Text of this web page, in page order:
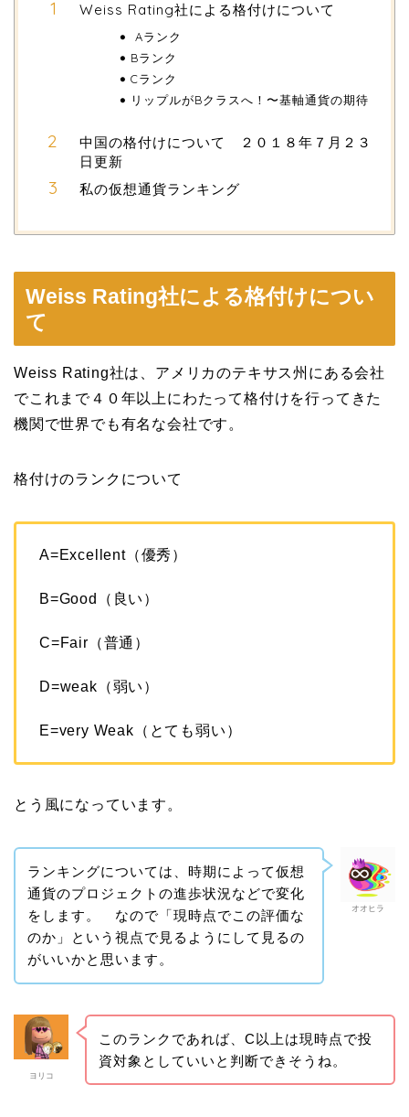
Weiss Rating社による格付けについて
Aランク
Bランク
Cランク
リップルがBクラスへ！〜基軸通貨の期待
中国の格付けについて ２０１８年７月２３
日更新
私の仮想通貨ランキング
Weiss Rating社による格付けについ
て
Weiss Rating社は、アメリカのテキサス州にある会社
でこれまで４０年以上にわたって格付けを行ってきた
機関で世界でも有名な会社です。
格付けのランクについて
A=Excellent（優秀）
B=Good（良い）
C=Fair（普通）
D=weak（弱い）
E=very Weak（とても弱い）
とう風になっています。
オオヒラ
ランキングについては、時期によって仮想
通貨のプロジェクトの進歩状況などで変化
をします。 なので「現時点でこの評価な
のか」という視点で見るようにして見るの
がいいかと思います。
ヨリコ
このランクであれば、C以上は現時点で投
資対象としていいと判断できそうね。